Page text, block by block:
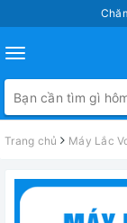
Toggle
navigation
Trang chủ Máy Lắc